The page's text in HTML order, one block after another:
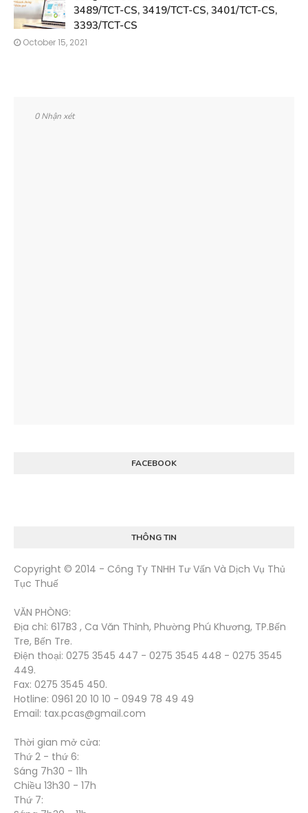
3489/TCT-CS, 3419/TCT-CS, 3401/TCT-CS,
3393/TCT-CS
October 15, 2021
0 Nhận xét
FACEBOOK
THÔNG TIN
Copyright © 2014 - Công Ty TNHH Tư Vấn Và Dịch Vụ Thủ
Tục Thuế
VĂN PHÒNG:
Địa chỉ: 617B3 , Ca Văn Thỉnh, Phường Phú Khương, TP.Bến
Tre, Bến Tre.
Điện thoại: 0275 3545 447 - 0275 3545 448 - 0275 3545
449.
Fax: 0275 3545 450.
Hotline: 0961 20 10 10 - 0949 78 49 49
Email: tax.pcas@gmail.com
Thời gian mở cửa:
Thứ 2 - thứ 6:
Sáng 7h30 - 11h
Chiều 13h30 - 17h
Thứ 7: